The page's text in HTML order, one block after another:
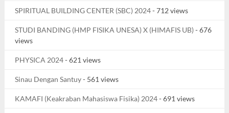
SPIRITUAL BUILDING CENTER (SBC) 2024- 712 views
STUDI BANDING (HMP FISIKA UNESA) X (HIMAFIS UB) - 676
views
PHYSICA 2024- 621 views
Sinau Dengan Santuy- 561 views
KAMAFI (Keakraban Mahasiswa Fisika) 2024- 691 views